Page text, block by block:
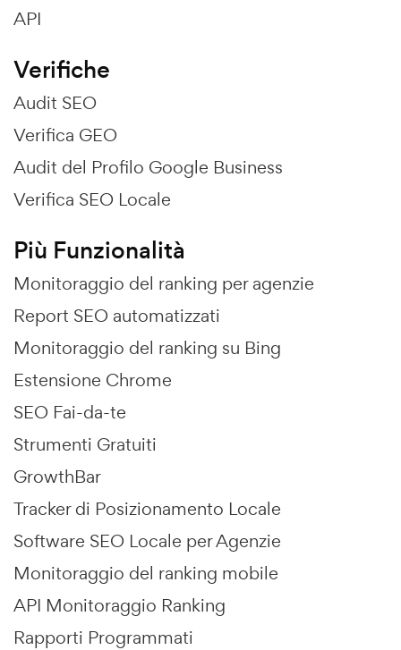
API
Verifiche
Audit SEO
Verifica GEO
Audit del Profilo Google Business
Verifica SEO Locale
Più Funzionalità
Monitoraggio del ranking per agenzie
Report SEO automatizzati
Monitoraggio del ranking su Bing
Estensione Chrome
SEO Fai-da-te
Strumenti Gratuiti
GrowthBar
Tracker di Posizionamento Locale
Software SEO Locale per Agenzie
Monitoraggio del ranking mobile
API Monitoraggio Ranking
Rapporti Programmati